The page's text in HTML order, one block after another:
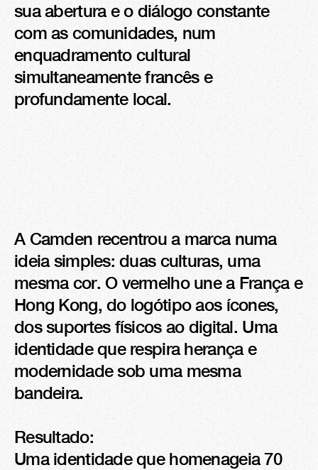
sua abertura e o diálogo constante
com as comunidades, num
enquadramento cultural
simultaneamente francês e
profundamente local.
A Camden recentrou a marca numa
ideia simples: duas culturas, uma
mesma cor. O vermelho une a França e
Hong Kong, do logótipo aos ícones,
dos suportes físicos ao digital. Uma
identidade que respira herança e
modernidade sob uma mesma
bandeira.
Resultado:
Uma identidade que homenageia 70